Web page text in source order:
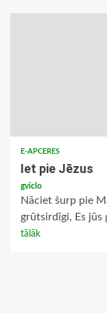
E-APCERES
Iet pie Jēzus
gviclo
Nāciet šurp pie
grūtsirdīgi, Es
tālāk